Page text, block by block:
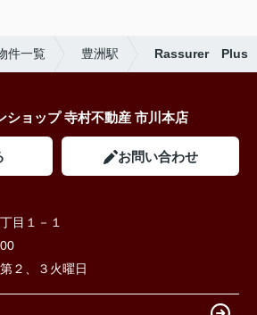
件一覧 豊洲駅 Rassurer Plus
ショップ 寺村不動産 市川本店
お問い合わせ
目１－１
２、３火曜日